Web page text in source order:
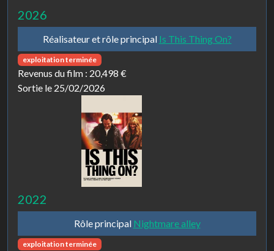
2026
Réalisateur et rôle principal Is This Thing On?
exploitation terminée
Revenus du film : 20,498 €
Sortie le 25/02/2026
2022
Rôle principal Nightmare alley
exploitation terminée